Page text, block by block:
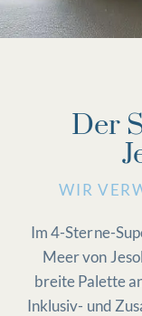
Der
WIR
Im 4-Sterne-
Meer von
breite Palette
Inklusiv- und